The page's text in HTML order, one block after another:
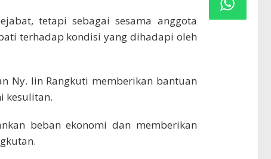
tetapi sebagai sesama anggota
terhadap kondisi yang dihadapi oleh
Ny. Iin Rangkuti memberikan bantuan
kesulitan.
beban ekonomi dan memberikan